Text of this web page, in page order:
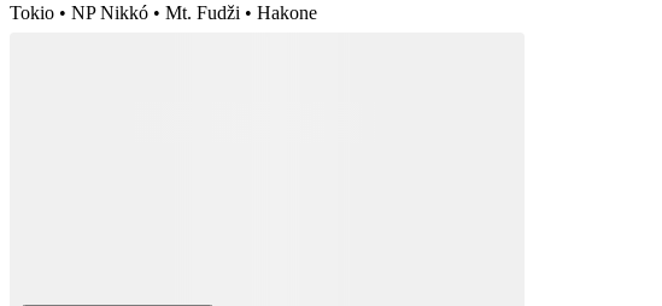
Tokio • NP Nikkó • Mt. Fudži • Hakone